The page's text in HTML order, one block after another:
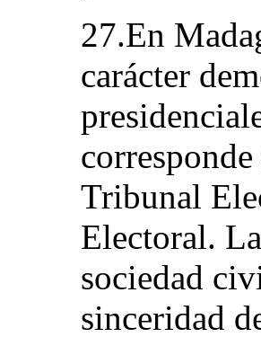
27.En
carácter
Tribunal
Electoral.
sociedad
sinceridad